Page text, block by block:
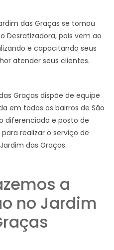
das Graças se tornou
Desratizadora, pois vem ao
e capacitando seus
atender seus clientes.
Graças dispõe de equipe
em todos os bairros de São
diferenciado e posto de
realizar o serviço de
das Graças.
a
no Jardim